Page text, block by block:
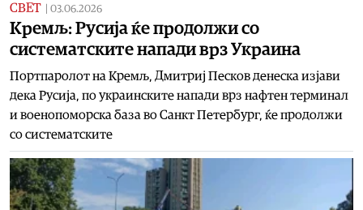
СВЕТ 03.06.2026
Кремљ: Русија ќе продолжи со
систематските напади врз Украина
Портпаролот на Кремљ, Дмитриј Песков денеска изјави
дека Русија, по украинските напади врз нафтен терминал
и военопоморска база во Санкт Петербург, ќе продолжи
со систематските